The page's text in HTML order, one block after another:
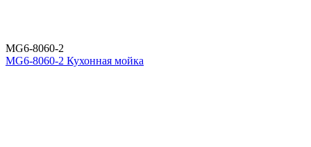
MG6-8060-2
MG6-8060-2 Кухонная мойка